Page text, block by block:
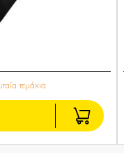
τεμάχια